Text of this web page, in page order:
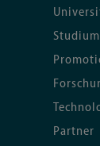
Studium
Partner